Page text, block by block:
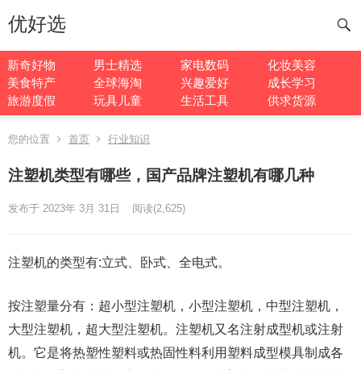
优好选
新奇好物 男士精选 家电数码
化妆美容
美食特产
全球海淘 兴趣爱好
成长学习
旅游度假
玩具儿童 生活工具 供求货源
您的位置 首页 行业知识
注塑机类型有哪些，国产品牌注塑机有哪几种
发布于 2023年 3月 31日 阅读(2,625)
注塑机的类型有:立式、卧式、全电式。
按注塑量分有：超小型注塑机，小型注塑机，中型注塑机，
大型注塑机，超大型注塑机。注塑机又名注射成型机或注射
机。它是将热塑性塑料或热固性料利用塑料成型模具制成各